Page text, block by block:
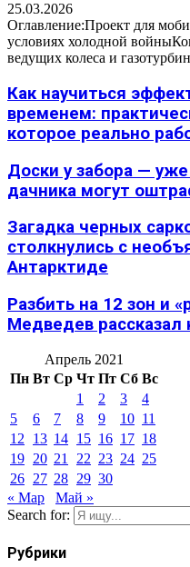
25.03.2026
Оглавление:Проект для
условиях холодной
ведущих колеса и
Как научиться
временем:
которое реально
Доски у забора —
дачника могут
Загадка черных
столкнулись с
Антарктиде
Разбить на 12 зон и
Медведев рассказал
Апрель 2021
Пн Вт Ср Чт Пт Сб Вс
1
2 3
4
5
6 7 8 9 10 11
12
13 14 15 16 17 18
19 20 21 22 23 24 25
26 27 28 29 30
« Мар
Май »
Search for:
Рубрики